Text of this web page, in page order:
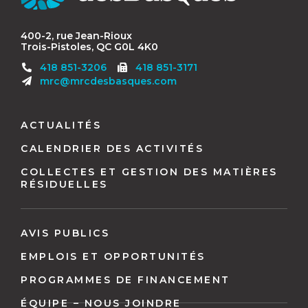
400-2, rue Jean-Rioux
Trois-Pistoles, QC G0L 4K0
418 851-3206
Télécopieur
:
418 851-3171
mrc@mrcdesbasques.com
pied
de
page
ACTUALITÉS
CALENDRIER DES ACTIVITÉS
COLLECTES ET GESTION DES MATIÈRES
RÉSIDUELLES
AVIS PUBLICS
EMPLOIS ET OPPORTUNITÉS
PROGRAMMES DE FINANCEMENT
ÉQUIPE – NOUS JOINDRE